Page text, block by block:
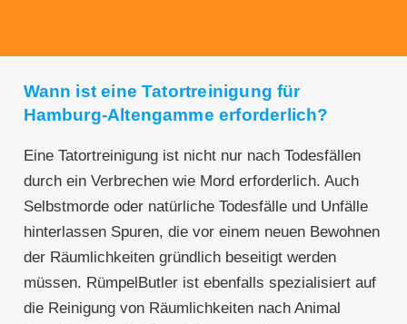
Wann ist eine Tatortreinigung für
Hamburg-Altengamme erforderlich?
Eine Tatortreinigung ist nicht nur nach Todesfällen
durch ein Verbrechen wie Mord erforderlich. Auch
Selbstmorde oder natürliche Todesfälle und Unfälle
hinterlassen Spuren, die vor einem neuen Bewohnen
der Räumlichkeiten gründlich beseitigt werden
müssen. RümpelButler ist ebenfalls spezialisiert auf
die Reinigung von Räumlichkeiten nach Animal